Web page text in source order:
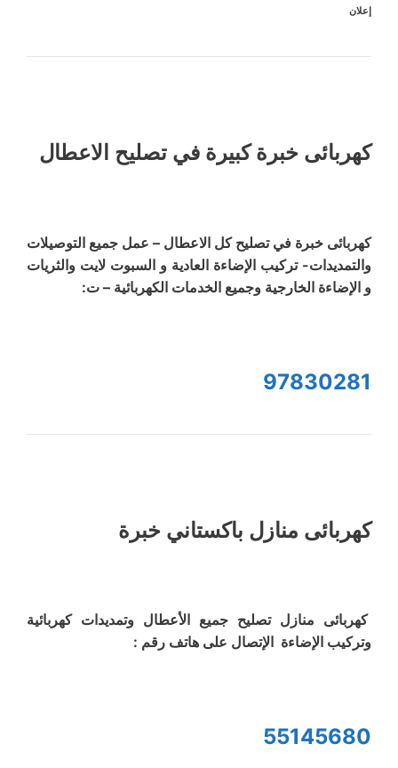
إعلان
كهربائى خبرة كبيرة في تصليح الاعطال
كهربائى خبرة في تصليح كل الاعطال – عمل جميع التوصيلات
والتمديدات- تركيب الإضاءة العادية و السبوت لايت والثريات
و الإضاءة الخارجية وجميع الخدمات الكهربائية – ت:
97830281
كهربائى منازل باكستاني خبرة
كهربائى منازل تصليح جميع الأعطال وتمديدات كهربائية
وتركيب الإضاءة الإتصال على هاتف رقم :
55145680